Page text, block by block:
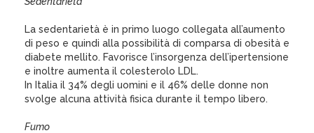
La sedentarietà è in primo luogo collegata all’aumento
di peso e quindi alla possibilità di comparsa di obesità e
diabete mellito. Favorisce l’insorgenza dell’ipertensione
e inoltre aumenta il colesterolo LDL.
In Italia il 34% degli uomini e il 46% delle donne non
svolge alcuna attività fisica durante il tempo libero.
Fumo